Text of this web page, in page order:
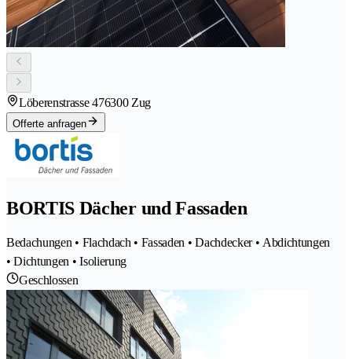
Löberenstrasse 476300 Zug
Offerte anfragen
BORTIS Dächer und Fassaden
Bedachungen • Flachdach • Fassaden • Dachdecker • Abdichtungen
• Dichtungen • Isolierung
Geschlossen